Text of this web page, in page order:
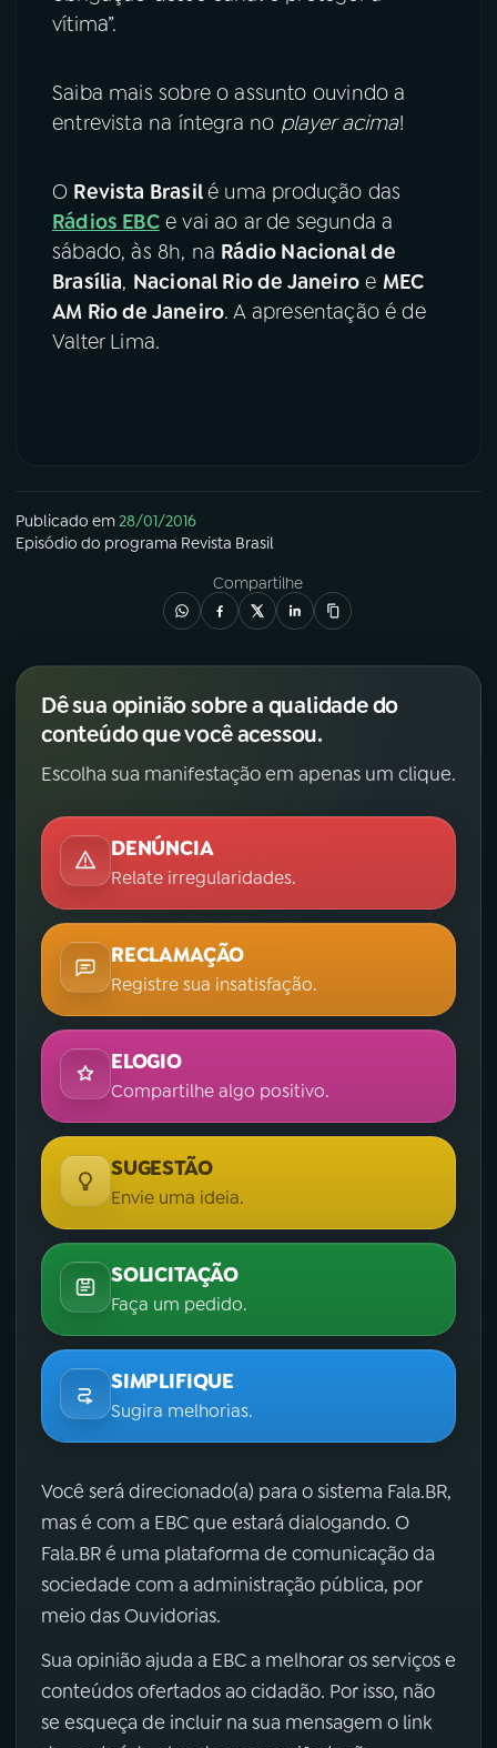
vítima”.
Saiba mais sobre o assunto ouvindo a
entrevista na íntegra no player acima!
O Revista Brasilé uma produção das
Rádios EBCe vai ao ar de segunda a
sábado, às 8h, na Rádio Nacional de
Brasília, Nacional Rio de Janeiroe MEC
AM Rio de Janeiro. A apresentação é de
Valter Lima.
Publicado em28/01/2016
Episódio do programa Revista Brasil
Compartilhe
Dê sua opinião sobre a qualidade do
conteúdo que você acessou.
Escolha sua manifestação em apenas um clique.
DENÚNCIA
Relate irregularidades.
RECLAMAÇÃO
Registre sua insatisfação.
ELOGIO
Compartilhe algo positivo.
SUGESTÃO
Envie uma ideia.
SOLICITAÇÃO
Faça um pedido.
SIMPLIFIQUE
Sugira melhorias.
Você será direcionado(a) para o sistema Fala.BR,
mas é com a EBC que estará dialogando. O
Fala.BR é uma plataforma de comunicação da
sociedade com a administração pública, por
meio das Ouvidorias.
Sua opinião ajuda a EBC a melhorar os serviços e
conteúdos ofertados ao cidadão. Por isso, não
se esqueça de incluir na sua mensagem o link